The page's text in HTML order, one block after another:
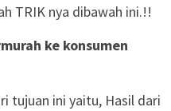
TRIK nya dibawah ini.!!
ke konsumen
tujuan ini yaitu, Hasil dari